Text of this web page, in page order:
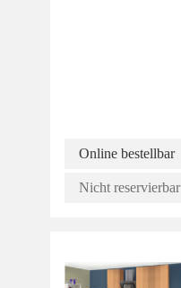
Online bestellbar
Nicht reservierbar